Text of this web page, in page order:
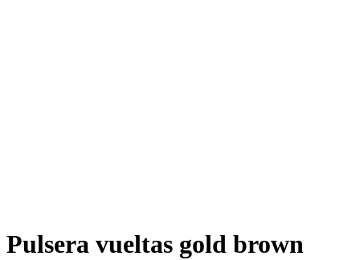
Pulsera vueltas gold brown